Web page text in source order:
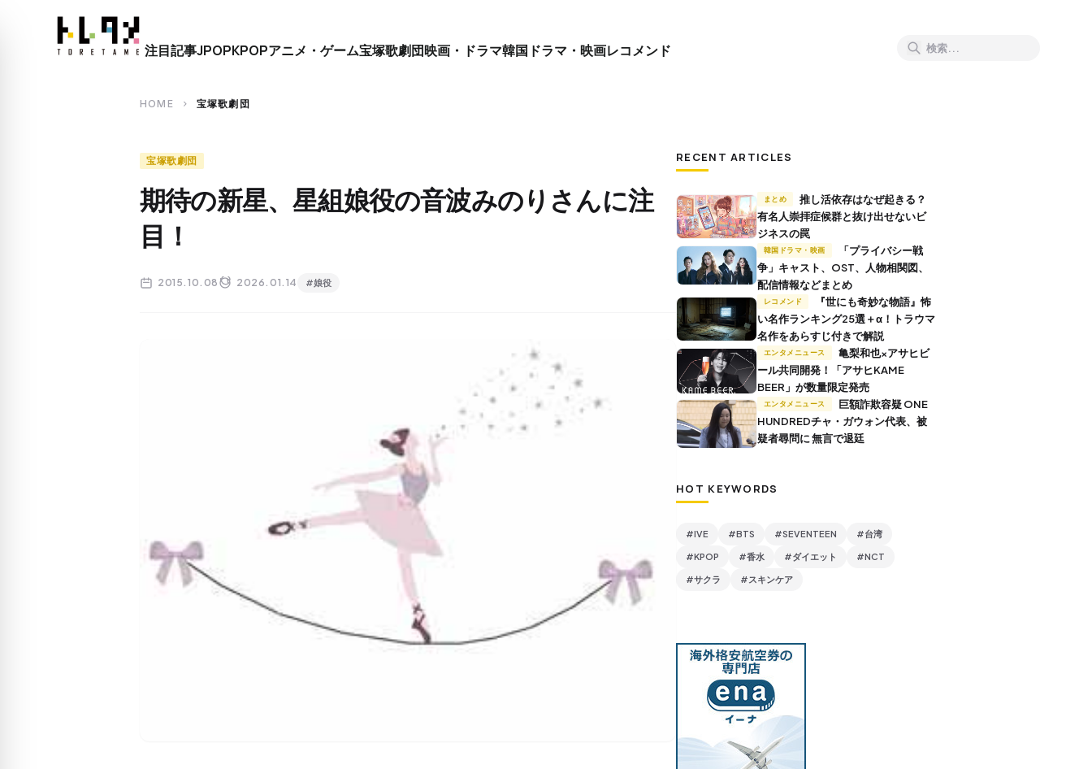
close
注目記事JPOPKPOPアニメ・ゲーム宝塚歌劇団映画・ドラマ韓国ドラマ・映画レコメンド
HOME chevron_right 宝塚歌劇団
宝塚歌劇団
期待の新星、星組娘役の音波みのりさんに注
目！
2015.10.08 2026.01.14 #娘役
RECENT ARTICLES
まとめ
推し活依存はなぜ起きる？
有名人崇拝症候群と抜け出せないビ
ジネスの罠
韓国ドラマ・映画
争」キャスト、OST、人物相関図、
配信情報などまとめ
レコメンド
い名作ランキング25選＋α！トラウマ
名作をあらすじ付きで解説
エンタメニュース
ール共同開発！「アサヒKAME
BEER」が数量限定発売
エンタメニュース
HUNDREDチャ・ガウォン代表、被
疑者尋問に 無言で退廷
HOT KEYWORDS
#IVE #BTS #SEVENTEEN #台湾
#KPOP #香水 #ダイエット #NCT
#サクラ #スキンケア